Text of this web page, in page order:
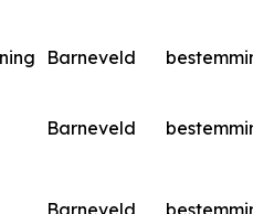
Barneveld
Barneveld